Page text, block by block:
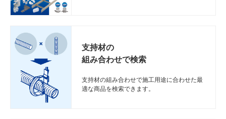
支持材の
組み合わせで検索
支持材の組み合わせで施工用途に合わせた最
適な商品を検索できます。